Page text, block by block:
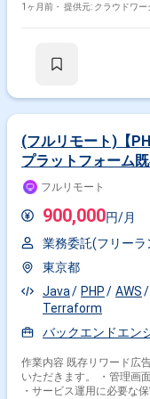
サブスクリプション対応
善など、プロダクト開発・運
流工程やプロダクトマネ
ルとビジネス理解の両面を成長さ
言語として Go, PHP,
ラリとして Goa, Godog, Echo, oapi-codegen, React, Storybook,
Playwright, Zend
MySQL や Spanner を利用し
Actions などの CI/CD 基盤
て開発・運用を行っております。 関わるサービス・プロダ
増員のため
1ヶ月前・ 提供元: クラウドワー
(フルリモート)【
プラットフォーム
フルリモート
900,000円/月
業務委託(フリーラ
東京都
Java
PHP AWS
Terraform
バックエンドエン
作業内容 既存リワード広
いただきます。 ・管理画
・サービス運用に必要な